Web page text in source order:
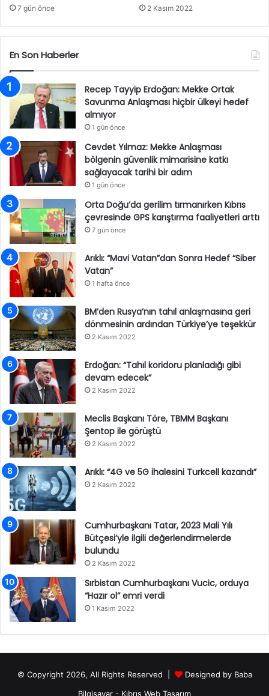
7 gün önce 2 Kasım 2022
En Son Haberler
Recep Tayyip Erdoğan: Mekke Ortak
Savunma Anlaşması hiçbir ülkeyi hedef
almıyor
1 gün önce
Cevdet Yılmaz: Mekke Anlaşması
bölgenin güvenlik mimarisine katkı
sağlayacak tarihi bir adım
1 gün önce
Orta Doğu’da gerilim tırmanırken Kıbrıs
çevresinde GPS karıştırma faaliyetleri arttı
7 gün önce
Arıklı: “Mavi Vatan”dan Sonra Hedef “Siber
Vatan”
1 hafta önce
BM’den Rusya’nın tahıl anlaşmasına geri
dönmesinin ardından Türkiye’ye teşekkür
2 Kasım 2022
Erdoğan: “Tahıl koridoru planladığı gibi
devam edecek”
2 Kasım 2022
Meclis Başkanı Töre, TBMM Başkanı
Şentop ile görüştü
2 Kasım 2022
Arıklı: “4G ve 5G ihalesini Turkcell kazandı”
2 Kasım 2022
Cumhurbaşkanı Tatar, 2023 Mali Yılı
Bütçesi’yle ilgili değerlendirmelerde
bulundu
2 Kasım 2022
Sırbistan Cumhurbaşkanı Vucic, orduya
“Hazır ol” emri verdi
1 Kasım 2022
© Copyright 2026, All Rights Reserved | Designed by Baba
Bilgisayar - Kıbrıs Web Tasarım